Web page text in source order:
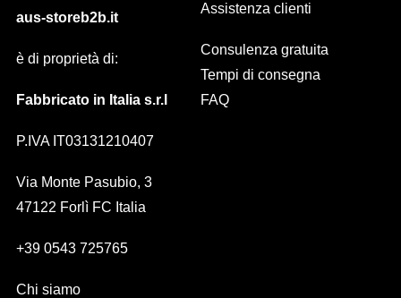
aus-storeb2b.it
è di proprietà di:
Fabbricato in Italia s.r.l
P.IVA IT03131210407
Via Monte Pasubio, 3
47122 Forlì FC Italia
+39 0543 725765
Chi siamo
Assistenza clienti
Consulenza gratuita
Tempi di consegna
FAQ